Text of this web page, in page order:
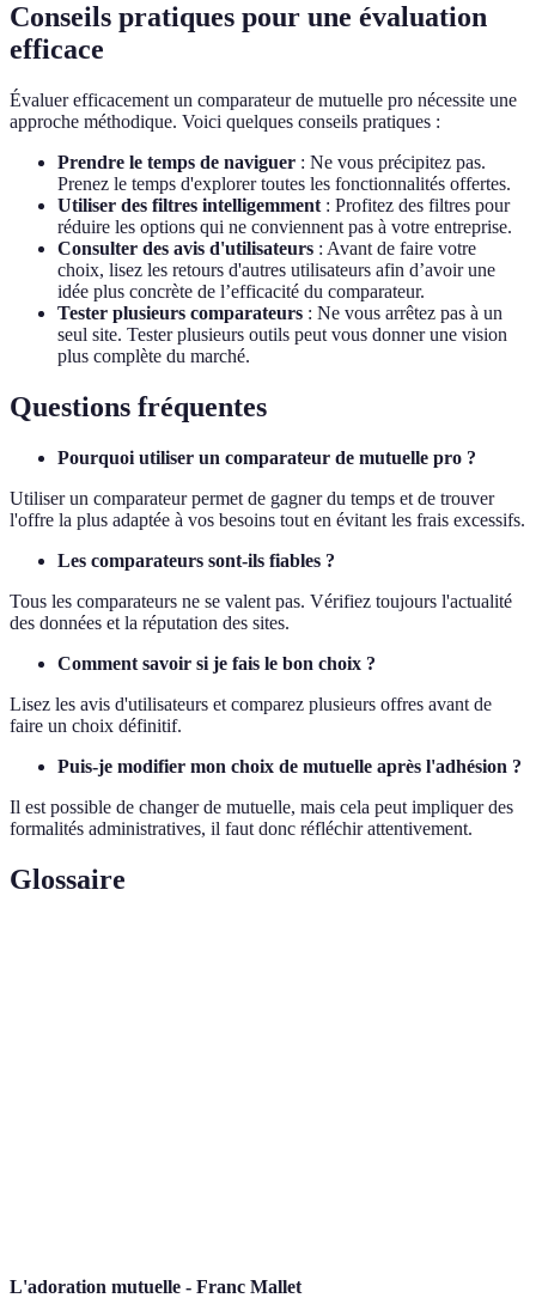
Conseils pratiques pour une évaluation
efficace
Évaluer efficacement un comparateur de mutuelle pro nécessite une
approche méthodique. Voici quelques conseils pratiques :
Prendre le temps de naviguer : Ne vous précipitez pas.
Prenez le temps d'explorer toutes les fonctionnalités offertes.
Utiliser des filtres intelligemment : Profitez des filtres pour
réduire les options qui ne conviennent pas à votre entreprise.
Consulter des avis d'utilisateurs : Avant de faire votre
choix, lisez les retours d'autres utilisateurs afin d’avoir une
idée plus concrète de l’efficacité du comparateur.
Tester plusieurs comparateurs : Ne vous arrêtez pas à un
seul site. Tester plusieurs outils peut vous donner une vision
plus complète du marché.
Questions fréquentes
Pourquoi utiliser un comparateur de mutuelle pro ?
Utiliser un comparateur permet de gagner du temps et de trouver
l'offre la plus adaptée à vos besoins tout en évitant les frais excessifs.
Les comparateurs sont-ils fiables ?
Tous les comparateurs ne se valent pas. Vérifiez toujours l'actualité
des données et la réputation des sites.
Comment savoir si je fais le bon choix ?
Lisez les avis d'utilisateurs et comparez plusieurs offres avant de
faire un choix définitif.
Puis-je modifier mon choix de mutuelle après l'adhésion ?
Il est possible de changer de mutuelle, mais cela peut impliquer des
formalités administratives, il faut donc réfléchir attentivement.
Glossaire
L'adoration mutuelle - Franc Mallet